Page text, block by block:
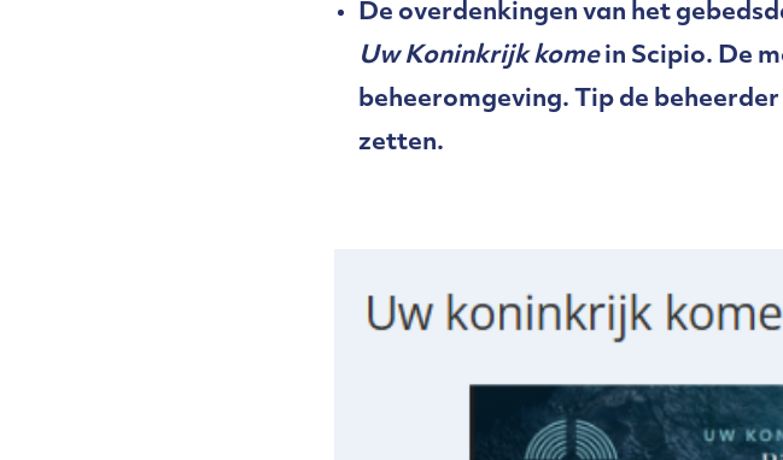
De overdenkingen van het
Uw Koninkrijk komein Scipio. De
beheeromgeving. Tip de
zetten.